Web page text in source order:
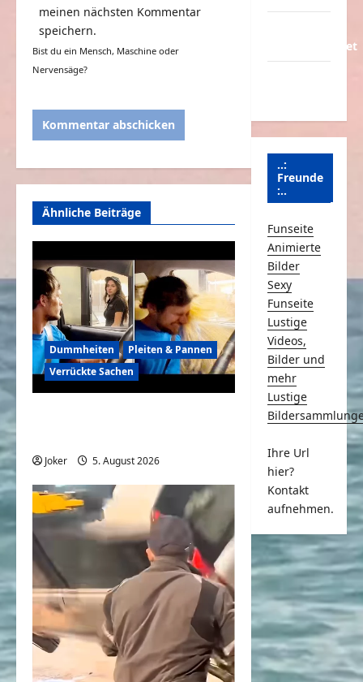
meinen nächsten Kommentar
speichern.
Bist du ein Mensch, Maschine oder
Nervensäge?
Ähnliche Beiträge
Dummheiten
Pleiten & Pannen
Verrückte Sachen
Joker 5. August 2026
Schmunzeln.net
..:
Freunde
:..
Funseite
Animierte
Bilder
Sexy
Funseite
Lustige
Videos,
Bilder und
mehr
Lustige
Ihre Url
hier?
Kontakt
aufnehmen.